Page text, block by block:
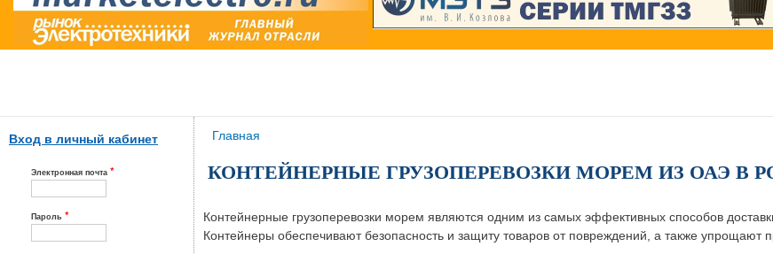
Вход в личный кабинет
Электронная почта *
Пароль *
Вы здесь
Главная
КОНТЕЙНЕРНЫЕ ГРУЗОПЕРЕВОЗКИ МОРЕМ ИЗ ОАЭ В
Контейнерные грузоперевозки морем являются одним из самых эффективных способов
Контейнеры обеспечивают безопасность и защиту товаров от повреждений, а также упрощают